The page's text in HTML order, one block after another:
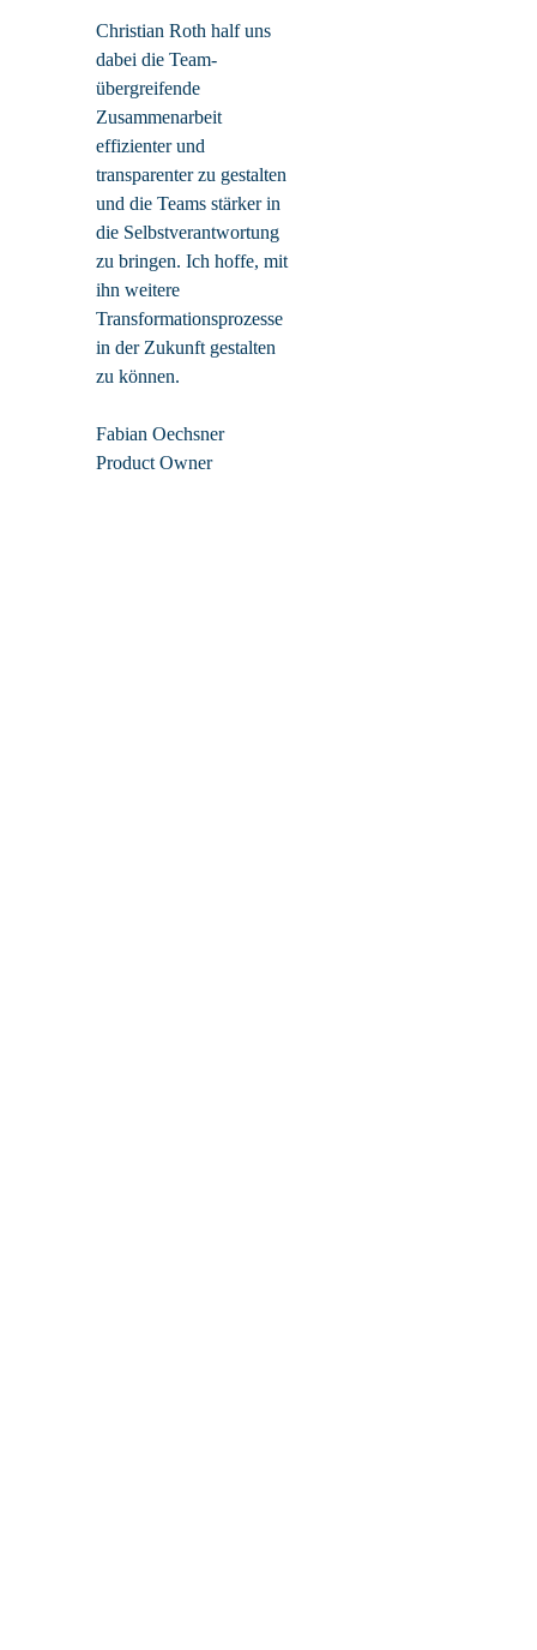
Christian Roth half uns
dabei die Team-
übergreifende
Zusammenarbeit
effizienter und
transparenter zu gestalten
und die Teams stärker in
die Selbstverantwortung
zu bringen. Ich hoffe, mit
ihn weitere
Transformationsprozesse
in der Zukunft gestalten
zu können.
Fabian Oechsner
Product Owner